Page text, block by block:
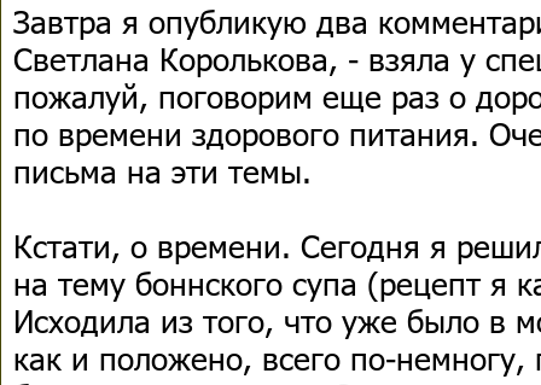
Завтра я опубликую два
Светлана Королькова, - взяла у
пожалуй, поговорим еще раз о
по времени здорового питания.
письма на эти темы.
Кстати, о времени. Сегодня я
на тему боннского супа (рецепт я
Исходила из того, что уже было в
как и положено, всего по-немногу,